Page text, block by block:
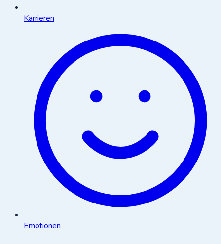
Karrieren
Emotionen